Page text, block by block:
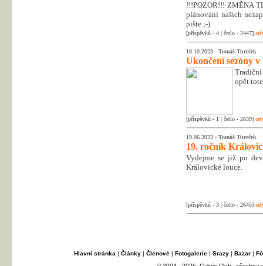
!!!POZOR!!! ZMĚNA
plánování našich
pište ;-)
[příspěvků - 4 | četlo - 2447]
10.10.2023 - Tomáš Tureček
Ukončení sezóny v
opět
[příspěvků - 1 | četlo - 2639]
19.06.2023 - Tomáš Tureček
19. ročník
Vydejme se již po
Královické louce.
[příspěvků - 3 | četlo - 2645]
Hlavní stránka | Články| Členové| Fotogalerie| Srazy| Bazar|